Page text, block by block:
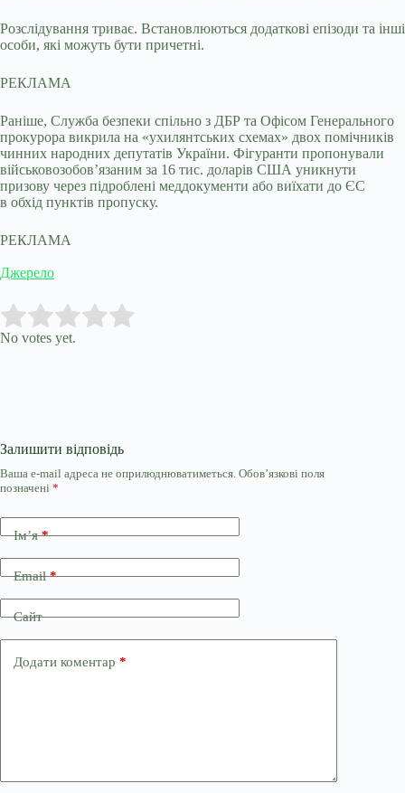
Розслідування триває. Встановлюються додаткові епізоди та інші
особи, які можуть бути причетні.
РЕКЛАМА
Раніше, Служба безпеки спільно з ДБР та Офісом Генерального
прокурора викрила на «ухилянтських схемах» двох помічників
чинних народних депутатів України. Фігуранти пропонували
військовозобов’язаним за 16 тис. доларів США уникнути
призову через підроблені меддокументи або виїхати до ЄС
в обхід пунктів пропуску.
РЕКЛАМА
Джерело
Rate this item:
No votes yet.
Залишити відповідь
Ваша e-mail адреса не оприлюднюватиметься. Обов’язкові поля
позначені *
Ім’я*
Email*
Сайт
Додати коментар *